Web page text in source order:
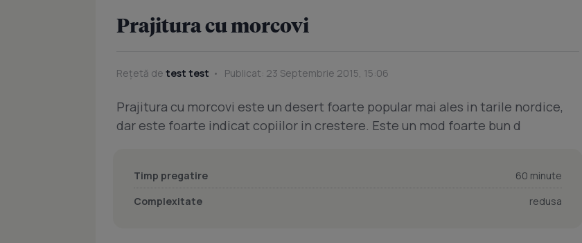
Prajitura cu morcovi
Rețetă de test test Publicat: 23 Septembrie 2015, 15:06
Prajitura cu morcovi este un desert foarte popular mai ales in tarile nordice,
dar este foarte indicat copiilor in crestere. Este un mod foarte bun d
Timp pregatire
60 minute
Complexitate
redusa